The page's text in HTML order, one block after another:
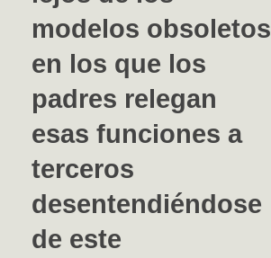
modelos obsoletos
en los que los
padres relegan
esas funciones a
terceros
desentendiéndose
de este